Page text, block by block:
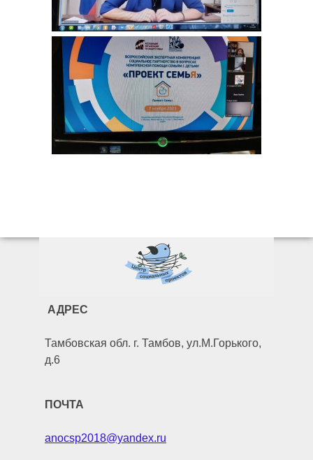
АДРЕС
Тамбовская обл. г. Тамбов, ул.М.Горького,
д.6
ПОЧТА
anocsp2018@yandex.ru